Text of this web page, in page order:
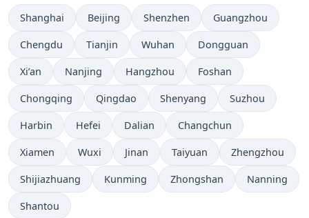
Shanghai Beijing Shenzhen Guangzhou
Chengdu Tianjin Wuhan Dongguan
Xi’an Nanjing Hangzhou Foshan
Chongqing Qingdao Shenyang Suzhou
Harbin Hefei Dalian Changchun
Xiamen Wuxi Jinan Taiyuan Zhengzhou
Shijiazhuang Kunming Zhongshan Nanning
Shantou